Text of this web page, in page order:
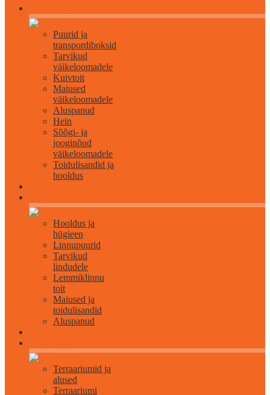
Puurid ja
transpordiboksid
Tarvikud
väikeloomadele
Kuivtoit
Maiused
väikeloomadele
Aluspanud
Hein
Sõõgi- ja
jooginõud
väikeloomadele
Toidulisandid ja
hooldus
Hooldus ja
hügieen
Linnupuurid
Tarvikud
lindudele
Lemmiklinnu
toit
Maiused ja
toidulisandid
Aluspanud
Terraariumid ja
alused
Terraariumi